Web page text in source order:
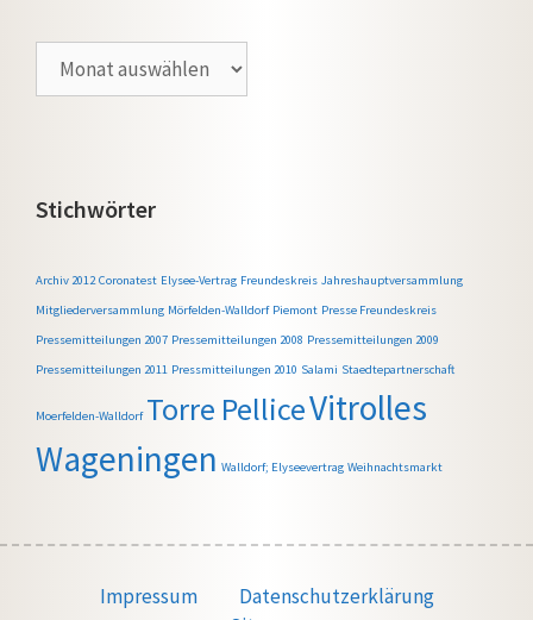
Alle
Presseartikel
Stichwörter
Archiv 2012 Coronatest Elysee-Vertrag Freundeskreis Jahreshauptversammlung
Mitgliederversammlung Mörfelden-Walldorf Piemont Presse Freundeskreis
Pressemitteilungen 2007 Pressemitteilungen 2008 Pressemitteilungen 2009
Pressemitteilungen 2011 Pressmitteilungen 2010 Salami Staedtepartnerschaft
Moerfelden-Walldorf Torre PelliceVitrolles
Wageningen Walldorf; Elyseevertrag Weihnachtsmarkt
Impressum
Datenschutzerklärung